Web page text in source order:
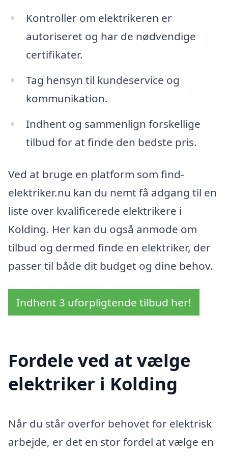
Kontroller om elektrikeren er
autoriseret og har de nødvendige
certifikater.
Tag hensyn til kundeservice og
kommunikation.
Indhent og sammenlign forskellige
tilbud for at finde den bedste pris.
Ved at bruge en platform som find-
elektriker.nu kan du nemt få adgang til en
liste over kvalificerede elektrikere i
Kolding. Her kan du også anmode om
tilbud og dermed finde en elektriker, der
passer til både dit budget og dine behov.
Indhent 3 uforpligtende tilbud her!
Fordele ved at vælge
elektriker i Kolding
Når du står overfor behovet for elektrisk
arbejde, er det en stor fordel at vælge en